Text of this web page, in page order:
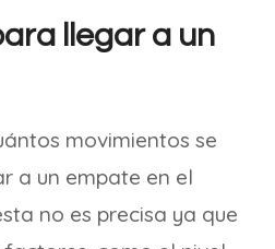
llegar a un
movimientos se
a un empate en el
no es precisa ya que